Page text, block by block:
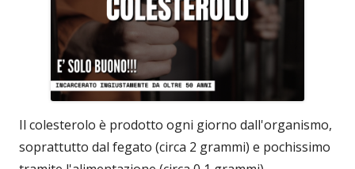
Il colesterolo è prodotto ogni giorno dall'organismo,
soprattutto dal fegato (circa 2 grammi) e pochissimo